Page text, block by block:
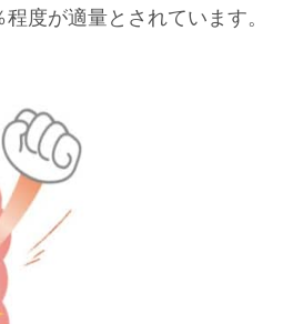
度が適量とされています。